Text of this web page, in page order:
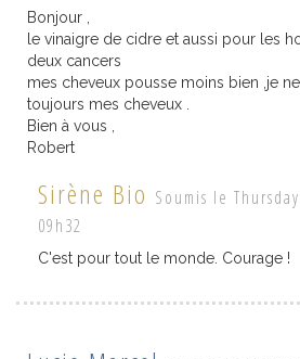
Bonjour ,
le vinaigre de cidre et aussi pour les
deux cancers
mes cheveux pousse moins bien ,je
toujours mes cheveux .
Bien à vous ,
Robert
Sirène Bio Soumis le
09h32
C'est pour tout le monde. Courage !